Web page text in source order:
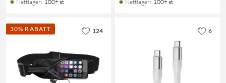
Nettlager: 100+ st Nettlager: 100+ st
30% RABATT 124 6